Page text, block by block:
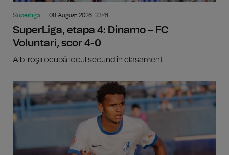
Superliga 08 August 2026, 23:41
SuperLiga, etapa 4: Dinamo – FC
Voluntari, scor 4-0
Alb-roşii ocupă locul secund în clasament.